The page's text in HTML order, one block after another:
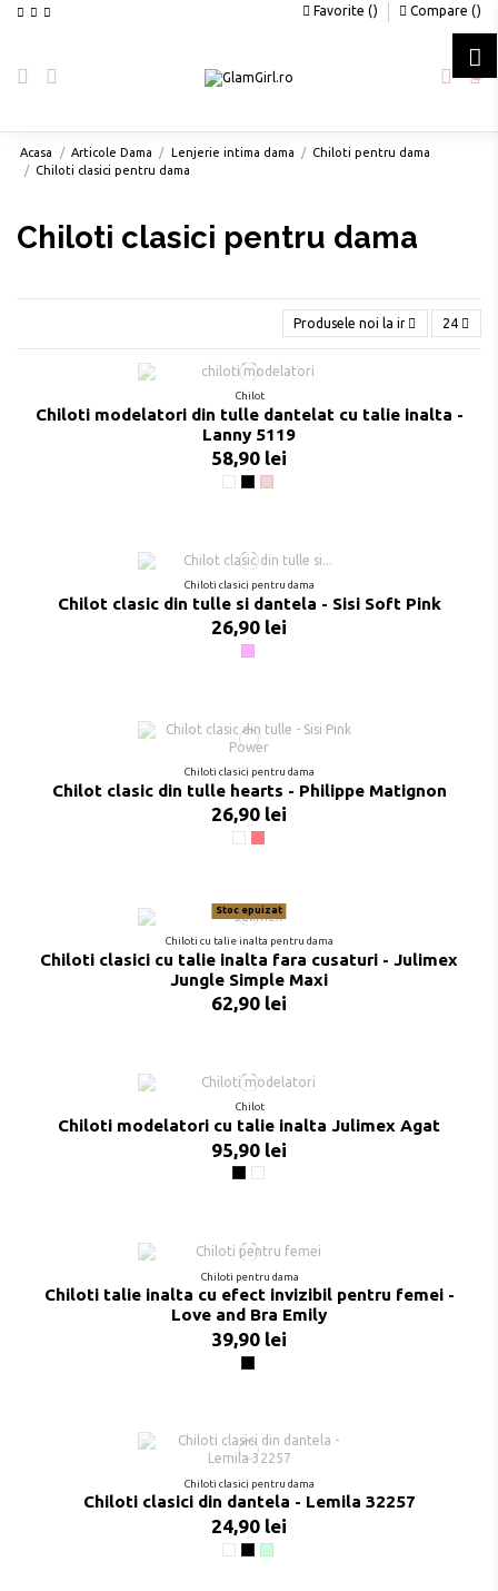
Favorite () Compare ()
Acasa Articole Dama Lenjerie intima dama
Chiloti pentru dama
Chiloti clasici pentru dama
Chiloti clasici pentru dama
Produsele noi la inceput24
Chilot
Chiloti modelatori din tulle dantelat cu talie inalta -
Lanny 5119
58,90 lei
AlbNegruPoudre
Chiloti clasici pentru dama
Chilot clasic din tulle si dantela - Sisi Soft Pink
26,90 lei
Roz deschis
Chiloti clasici pentru dama
Chilot clasic din tulle hearts - Philippe Matignon
26,90 lei
AlbPink
Stoc epuizat
Chiloti cu talie inalta pentru dama
Chiloti clasici cu talie inalta fara cusaturi - Julimex
Jungle Simple Maxi
62,90 lei
Chilot
Chiloti modelatori cu talie inalta Julimex Agat
95,90 lei
NegruNude
Chiloti pentru dama
Chiloti talie inalta cu efect invizibil pentru femei -
Love and Bra Emily
39,90 lei
Negru
Chiloti clasici pentru dama
Chiloti clasici din dantela - Lemila 32257
24,90 lei
AlbNegruMint